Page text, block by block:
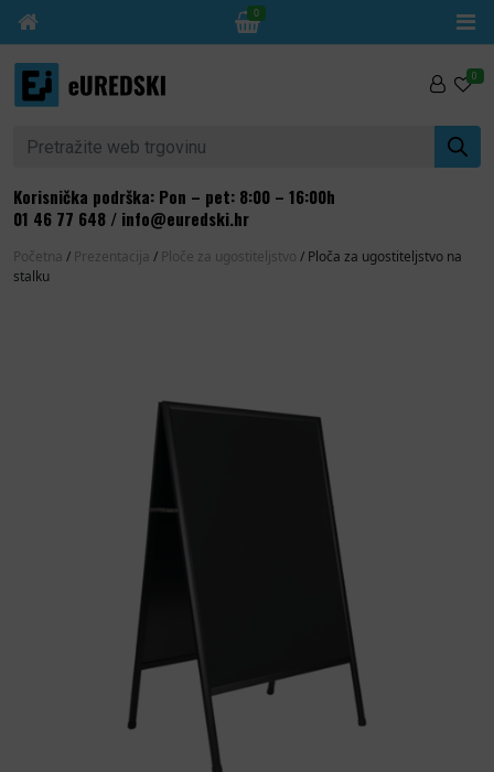
0
0
Pretraži:
Korisnička podrška: Pon – pet: 8:00 – 16:00h
01 46 77 648 / info@euredski.hr
Početna / Prezentacija / Ploče za ugostiteljstvo / Ploča za ugostiteljstvo na
stalku